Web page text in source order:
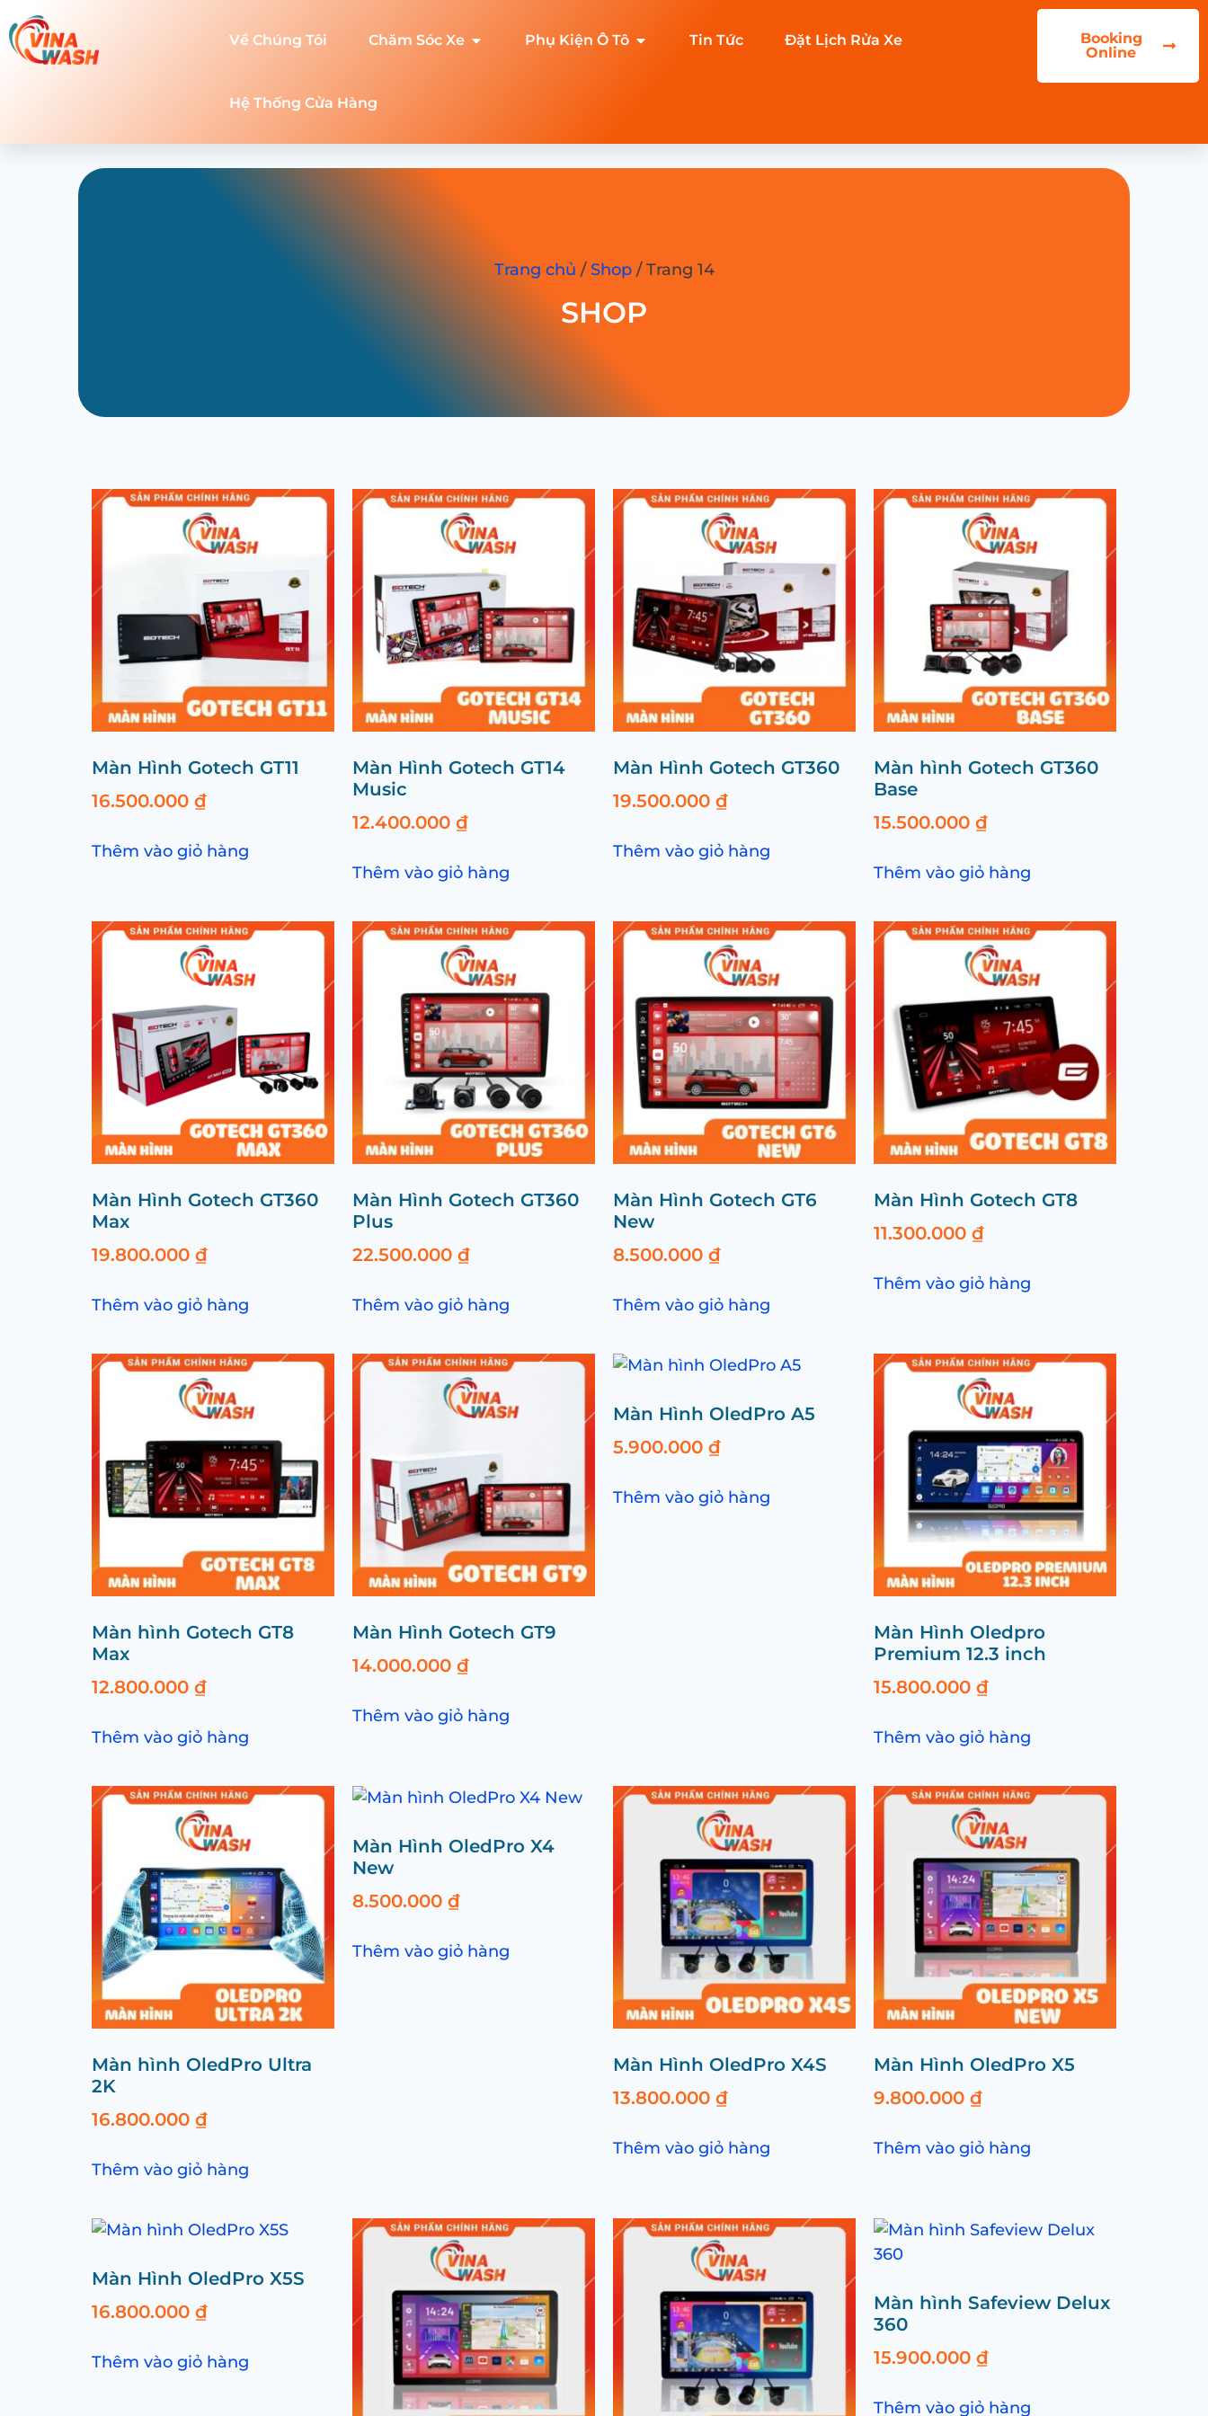
Về Chúng Tôi Chăm Sóc Xe Phụ Kiện Ô Tô Tin Tức Đặt Lịch Rửa Xe
Hệ Thống Cửa Hàng
Booking
Online
Trang chủ /Shop/ Trang 14
SHOP
Màn Hình Gotech GT11
16.500.000 ₫
Thêm vào giỏ hàng
Màn Hình Gotech GT14
Music
12.400.000 ₫
Thêm vào giỏ hàng
Màn Hình Gotech GT360
19.500.000 ₫
Thêm vào giỏ hàng
Màn hình Gotech GT360
Base
15.500.000 ₫
Thêm vào giỏ hàng
Màn Hình Gotech GT360
Max
19.800.000 ₫
Thêm vào giỏ hàng
Màn Hình Gotech GT360
Plus
22.500.000 ₫
Thêm vào giỏ hàng
Màn Hình Gotech GT6
New
8.500.000 ₫
Thêm vào giỏ hàng
Màn Hình Gotech GT8
11.300.000 ₫
Thêm vào giỏ hàng
Màn hình Gotech GT8
Max
12.800.000 ₫
Thêm vào giỏ hàng
Màn Hình Gotech GT9
14.000.000 ₫
Thêm vào giỏ hàng
Màn Hình OledPro A5
5.900.000 ₫
Thêm vào giỏ hàng
Màn Hình Oledpro
Premium 12.3 inch
15.800.000 ₫
Thêm vào giỏ hàng
Màn hình OledPro Ultra
2K
16.800.000 ₫
Thêm vào giỏ hàng
Màn Hình OledPro X4
New
8.500.000 ₫
Thêm vào giỏ hàng
Màn Hình OledPro X4S
13.800.000 ₫
Thêm vào giỏ hàng
Màn Hình OledPro X5
9.800.000 ₫
Thêm vào giỏ hàng
Màn Hình OledPro X5S
16.800.000 ₫
Thêm vào giỏ hàng
Màn hình Safeview Delux
360
15.900.000 ₫
Thêm vào giỏ hàng